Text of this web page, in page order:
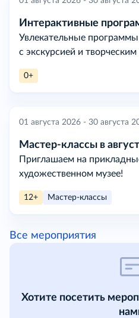
Интерактивные
Увлекательные
с экскурсией и
0+
01 августа 2026 - 30 августа
Мастер-классы в
Приглашаем на
художественном музее!
12+ Мастер-классы
Все мероприятия
Хотите посетить